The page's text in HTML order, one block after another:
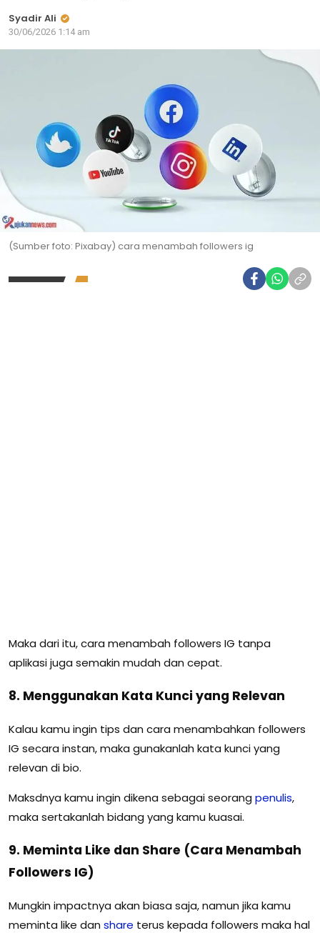
Syadir Ali
30/06/2026 1:14 am
(Sumber foto: Pixabay) cara menambah followers ig
Maka dari itu, cara menambah followers IG tanpa
aplikasi juga semakin mudah dan cepat.
8. Menggunakan Kata Kunci yang Relevan
Kalau kamu ingin tips dan cara menambahkan followers
IG secara instan, maka gunakanlah kata kunci yang
relevan di bio.
Maksdnya kamu ingin dikena sebagai seorang penulis,
maka sertakanlah bidang yang kamu kuasai.
9. Meminta Like dan Share (Cara Menambah
Followers IG)
Mungkin impactnya akan biasa saja, namun jika kamu
meminta like dan share terus kepada followers maka hal